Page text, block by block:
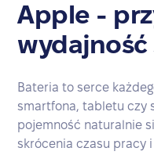
Apple -
wydajność
Bateria to serce
smartfona, tabletu czy
pojemność naturalnie
skrócenia czasu pracy